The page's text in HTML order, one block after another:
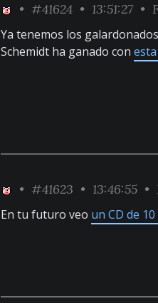
• #41624 • 13:51:27 •
Ya tenemos los
Schemidt ha ganado con
• #41623 • 13:46:55 •
En tu futuro veo un CD de